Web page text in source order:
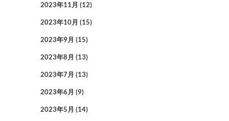
2023年11月 (12)
2023年10月 (15)
2023年9月 (15)
2023年8月 (13)
2023年7月 (13)
2023年6月 (9)
2023年5月 (14)